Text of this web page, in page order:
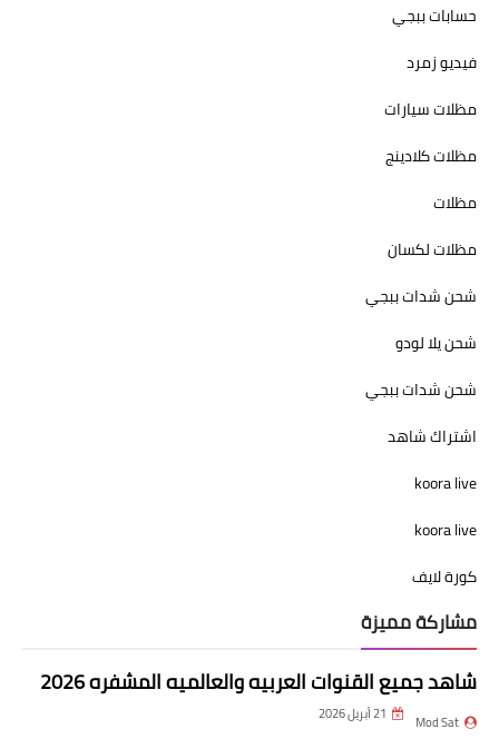
حسابات ببجي
فيديو زمرد
مظلات سيارات
مظلات كلادينج
مظلات
مظلات لكسان
شحن شدات ببجي
شحن يلا لودو
شحن شدات ببجي
اشتراك شاهد
koora live
koora live
كورة لايف
مشاركة مميزة
شاهد جميع القنوات العربيه والعالميه المشفره 2026
Mod Sat 21 أبريل 2026